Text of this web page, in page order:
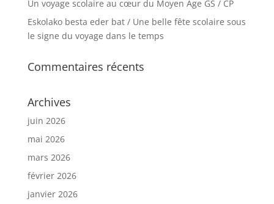
Un voyage scolaire au cœur du Moyen Age GS / CP
Eskolako besta eder bat / Une belle fête scolaire sous
le signe du voyage dans le temps
Commentaires récents
Archives
juin 2026
mai 2026
mars 2026
février 2026
janvier 2026